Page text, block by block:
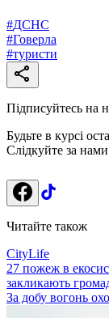
#ДСНС
#Говерла
#туристи
Підписуйтесь на
Будьте в курсі
Слідкуйте за
Читайте також
CityLife
27 пожеж в
закликають
За добу вогонь